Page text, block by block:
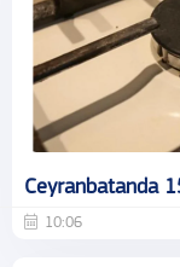
Ceyranbatanda
10:06